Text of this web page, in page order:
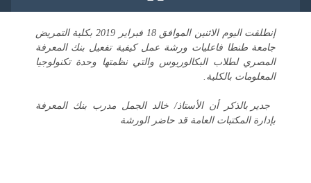
إنطلقت اليوم الاثنين الموافق 18 فبراير 2019
بكلية التمريض
جامعة طنطا فاعليات ورشة عمل كيفية تفعيل بنك المعرفة
المصري لطلاب البكالوريوس والتي نظمتها وحدة تكنولوجيا
المعلومات بالكلية.
جدير بالذكر أن الأستاذ/ خالد الجمل مدرب بنك المعرفة
بإدارة المكتبات العامة قد حاضر الورشة